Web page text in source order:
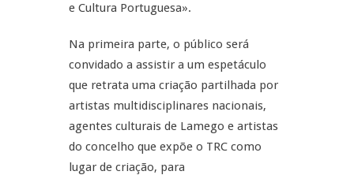
e Cultura Portuguesa».
Na primeira parte, o público será
convidado a assistir a um espetáculo
que retrata uma criação partilhada por
artistas multidisciplinares nacionais,
agentes culturais de Lamego e artistas
do concelho que expõe o TRC como
lugar de criação, para